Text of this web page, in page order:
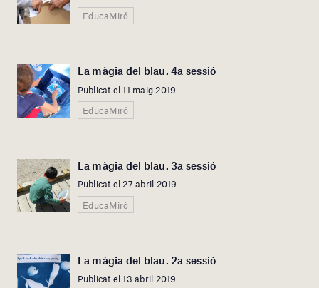
EducaMiró
La màgia del blau. 4a sessió
Publicat el 11 maig 2019
EducaMiró
La màgia del blau. 3a sessió
Publicat el 27 abril 2019
EducaMiró
La màgia del blau. 2a sessió
Publicat el 13 abril 2019